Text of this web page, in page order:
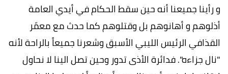
و رأينا جميعنا أنه حين سقط الحكام في أيدي العامة
أذلوهم و أهانوهم بل وقتلوهم كما حدث مع معمّر
القذافي الرئيس الليبي الأسبق وشعرنا جميعاً بالراحة لأنه
"نال جزاءه". فدائرة الأذى تدور وحين تصل الينا لا نحاول